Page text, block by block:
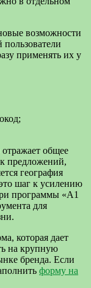
возможности
пользователи
применять их у
общее
предложений,
география
шаг к усилению
программы «A1
для
которая дает
на крупную
бренда. Если
форму на